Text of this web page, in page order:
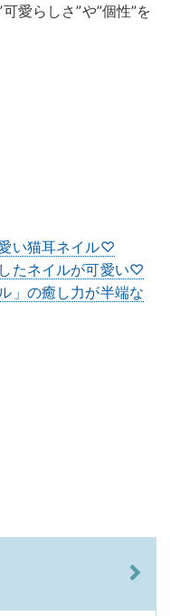
愛らしさ”や”個性”を
い猫耳ネイル♡︎
たネイルが可愛い♡
」の癒し力が半端な